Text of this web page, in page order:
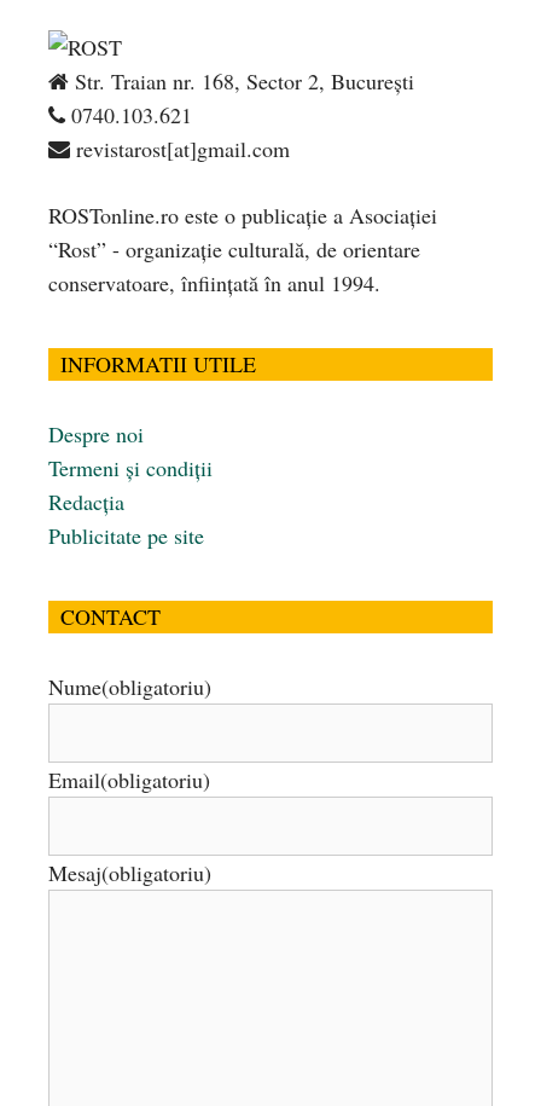
Str. Traian nr. 168, Sector 2, București
0740.103.621
revistarost[at]gmail.com
ROSTonline.ro este o publicaţie a Asociaţiei
“Rost” - organizaţie culturală, de orientare
conservatoare, înfiinţată în anul 1994.
INFORMATII UTILE
Despre noi
Termeni și condiții
Redacția
Publicitate pe site
CONTACT
Nume(obligatoriu)
Email(obligatoriu)
Mesaj(obligatoriu)